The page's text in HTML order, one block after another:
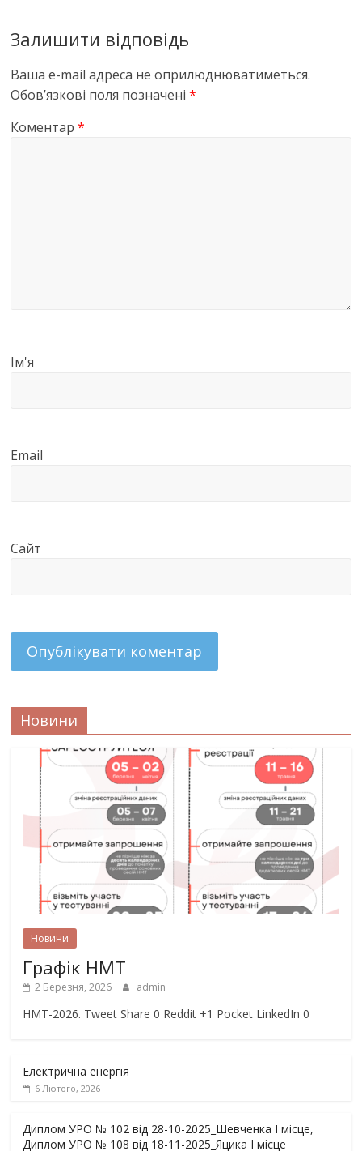
Залишити відповідь
Ваша e-mail адреса не оприлюднюватиметься.
Обов’язкові поля позначені*
Коментар*
Ім'я
Email
Сайт
Новини
Новини
Графік НМТ
2 Березня, 2026 admin
НМТ-2026. Tweet Share 0 Reddit +1 Pocket LinkedIn 0
Електрична енергія
6 Лютого, 2026
Диплом УРО № 102 від 28-10-2025_Шевченка І місце,
Диплом УРО № 108 від 18-11-2025_Яцика І місце